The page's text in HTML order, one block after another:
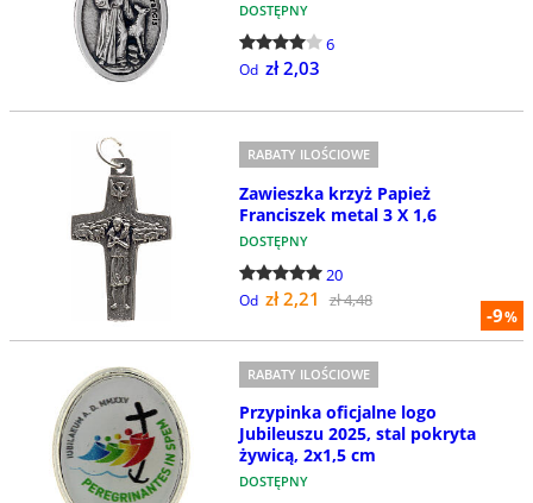
DOSTĘPNY
6
Od zł 2,03
-9%
RABATY ILOŚCIOWE
Zawieszka krzyż Papież
Franciszek metal 3 X 1,6
DOSTĘPNY
20
Od zł 2,21 zł 4,48
RABATY ILOŚCIOWE
Przypinka oficjalne logo
Jubileuszu 2025, stal pokryta
żywicą, 2x1,5 cm
DOSTĘPNY